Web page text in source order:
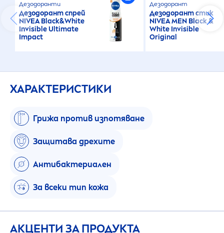
Дезодоранти
Дезодорант спрей
NIVEA Black&White
Invisible Ultimate
Impact
Дезодорант
Дезодорант стик
NIVEAMEN Black&
White Invisible
Original
ХАРАКТЕРИСТИКИ
Грижа против изпотяване
Защитава дрехите
Антибактериален
За всеки тип кожа
АКЦЕНТИ ЗА ПРОДУКТА